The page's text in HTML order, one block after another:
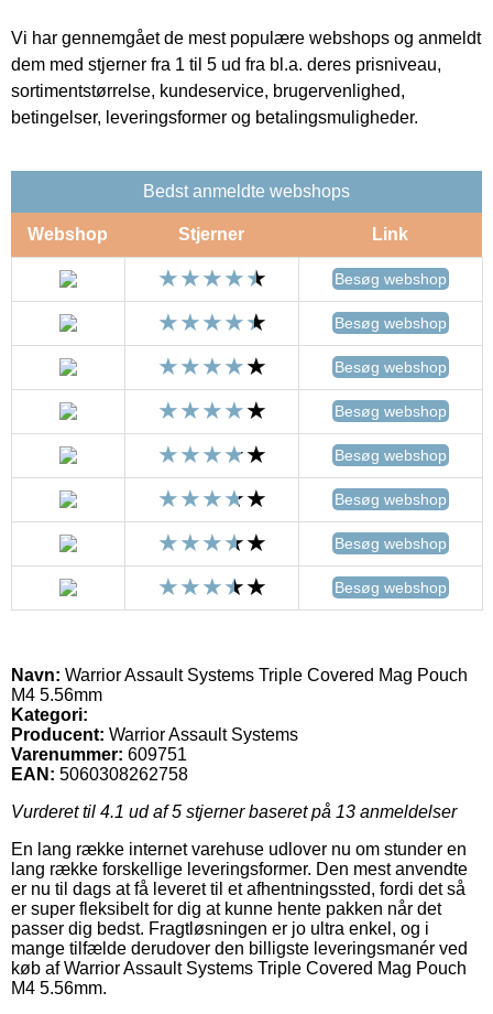
Vi har gennemgået de mest populære webshops og anmeldt
dem med stjerner fra 1 til 5 ud fra bl.a. deres prisniveau,
sortimentstørrelse, kundeservice, brugervenlighed,
betingelser, leveringsformer og betalingsmuligheder.
Bedst anmeldte webshops
Webshop Stjerner Link
Besøg webshop
Besøg webshop
Besøg webshop
Besøg webshop
Besøg webshop
Besøg webshop
Besøg webshop
Besøg webshop
Navn: Warrior Assault Systems Triple Covered Mag Pouch
M4 5.56mm
Kategori:
Producent: Warrior Assault Systems
Varenummer: 609751
EAN: 5060308262758
Vurderet til 4.1 ud af 5 stjerner baseret på 13 anmeldelser
En lang række internet varehuse udlover nu om stunder en
lang række forskellige leveringsformer. Den mest anvendte
er nu til dags at få leveret til et afhentningssted, fordi det så
er super fleksibelt for dig at kunne hente pakken når det
passer dig bedst. Fragtløsningen er jo ultra enkel, og i
mange tilfælde derudover den billigste leveringsmanér ved
køb af Warrior Assault Systems Triple Covered Mag Pouch
M4 5.56mm.